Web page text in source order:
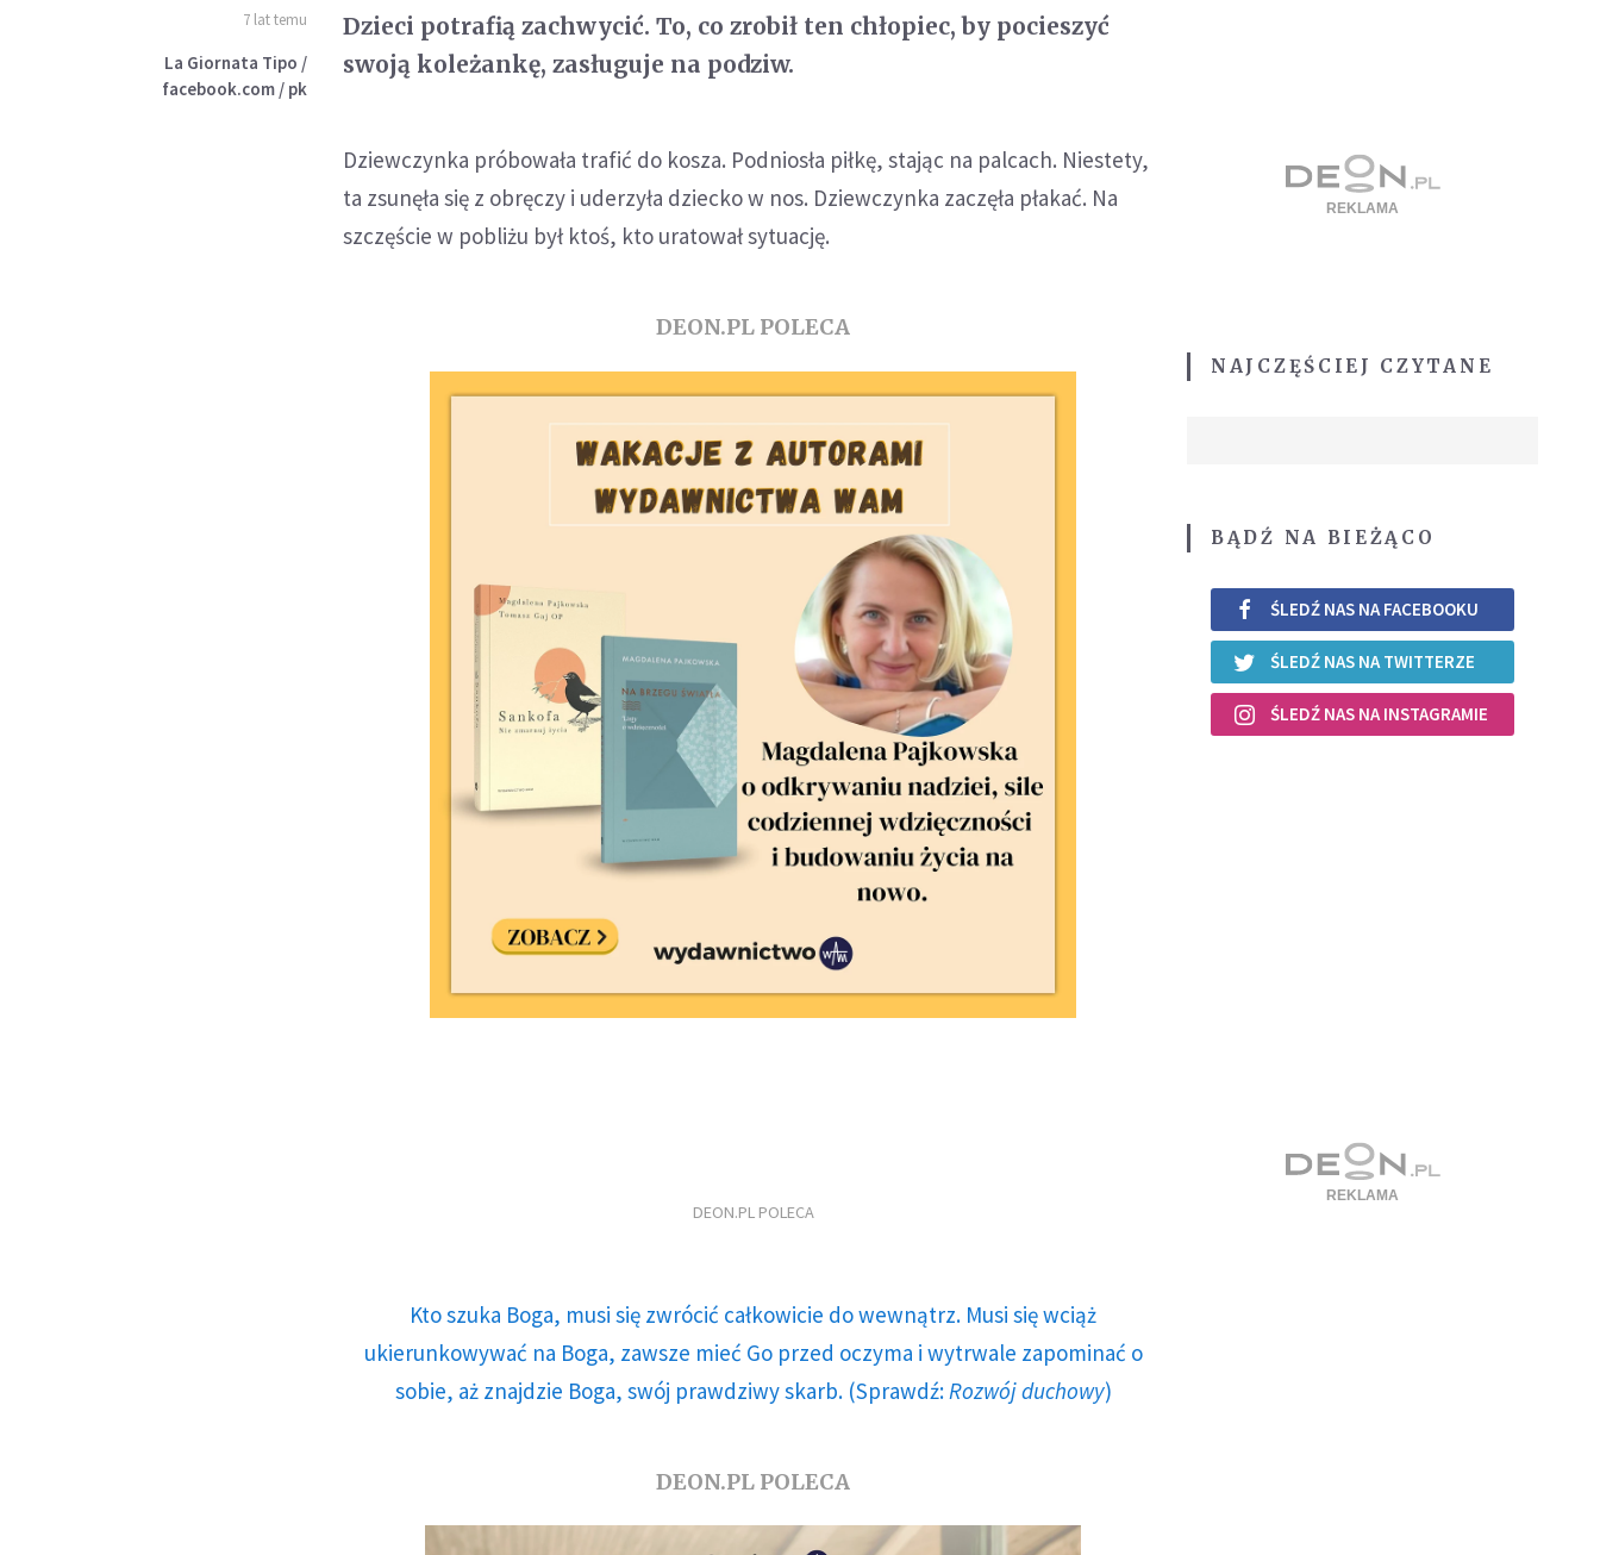
7 lat temu
La Giornata Tipo /
facebook.com / pk
Dzieci potrafią zachwycić. To, co zrobił ten chłopiec, by pocieszyć
swoją koleżankę, zasługuje na podziw.
Dziewczynka próbowała trafić do kosza. Podniosła piłkę, stając na palcach. Niestety,
ta zsunęła się z obręczy i uderzyła dziecko w nos. Dziewczynka zaczęła płakać. Na
szczęście w pobliżu był ktoś, kto uratował sytuację.
DEON.PL POLECA
DEON.PL POLECA
Kto szuka Boga, musi się zwrócić całkowicie do wewnątrz. Musi się wciąż
ukierunkowywać na Boga, zawsze mieć Go przed oczyma i wytrwale zapominać o
sobie, aż znajdzie Boga, swój prawdziwy skarb. (Sprawdź: Rozwój duchowy)
DEON.PL POLECA
NAJCZĘŚCIEJ CZYTANE
BĄDŹ NA BIEŻĄCO
ŚLEDŹ NAS NA FACEBOOKU
ŚLEDŹ NAS NA TWITTERZE
ŚLEDŹ NAS NA INSTAGRAMIE